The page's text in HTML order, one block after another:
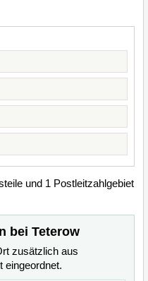
und 1 Postleitzahlgebiet
bei Teterow
zusätzlich aus
eingeordnet.